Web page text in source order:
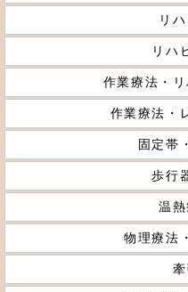
リ
リハ
作業療法・
作業療法・
固定帯
歩行
温
物理療法